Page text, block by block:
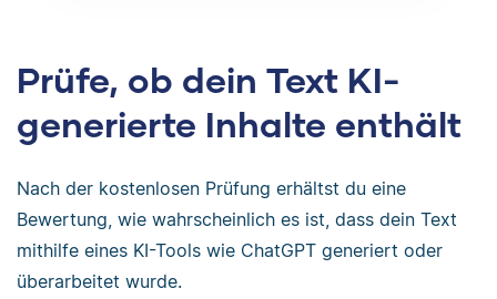
Prüfe, ob dein Text KI-
generierte Inhalte enthält
Nach der kostenlosen Prüfung erhältst du eine
Bewertung, wie wahrscheinlich es ist, dass dein Text
mithilfe eines KI-Tools wie ChatGPT generiert oder
überarbeitet wurde.